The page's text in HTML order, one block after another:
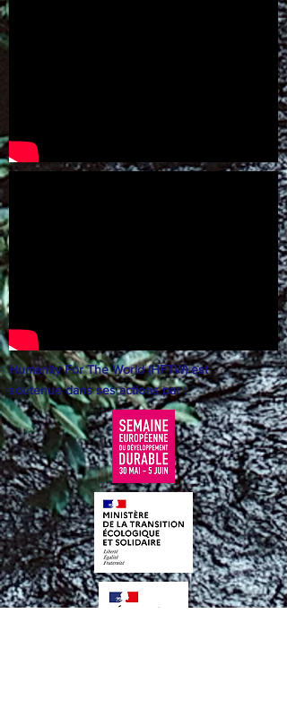
Humanity For The World (HFTW) est
soutenue dans ses actions par :